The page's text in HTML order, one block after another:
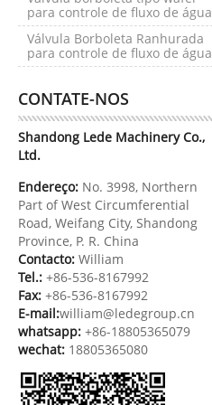
para controle de fluxo de água
Válvula Borboleta Ranhurada
para controle de fluxo de água
CONTATE-NOS
Shandong Lede Machinery Co.,
Ltd.
Endereço: No. 3998, Northern
Part of West Circumferential
Road, Weifang City, Shandong
Province, P. R. China
Contacto: William
Tel.: +86-536-8167992
Fax: +86-536-8167992
E-mail:william@ledegroup.cn
whatsapp: +86-18805365079
wechat: 18805365080